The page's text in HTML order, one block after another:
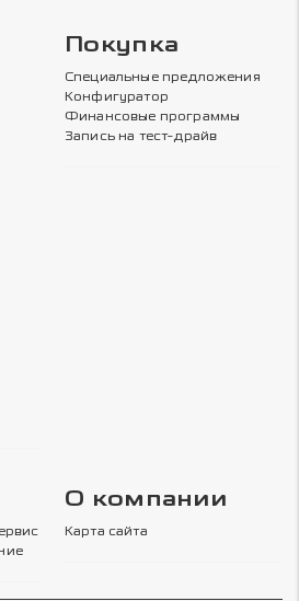
Покупка
Специальные предложения
Конфигуратор
Финансовые программы
Запись на тест-драйв
О компании
Карта сайта